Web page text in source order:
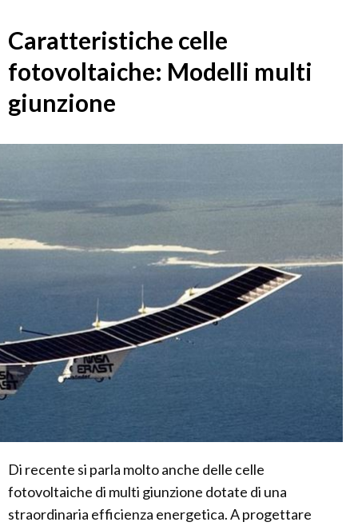
Caratteristiche celle
fotovoltaiche: Modelli multi
giunzione
Di recente si parla molto anche delle celle
fotovoltaiche di multi giunzione dotate di una
straordinaria efficienza energetica. A progettare